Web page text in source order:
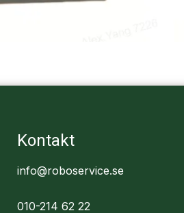
Kontakt
info@roboservice.se
010-214 62 22